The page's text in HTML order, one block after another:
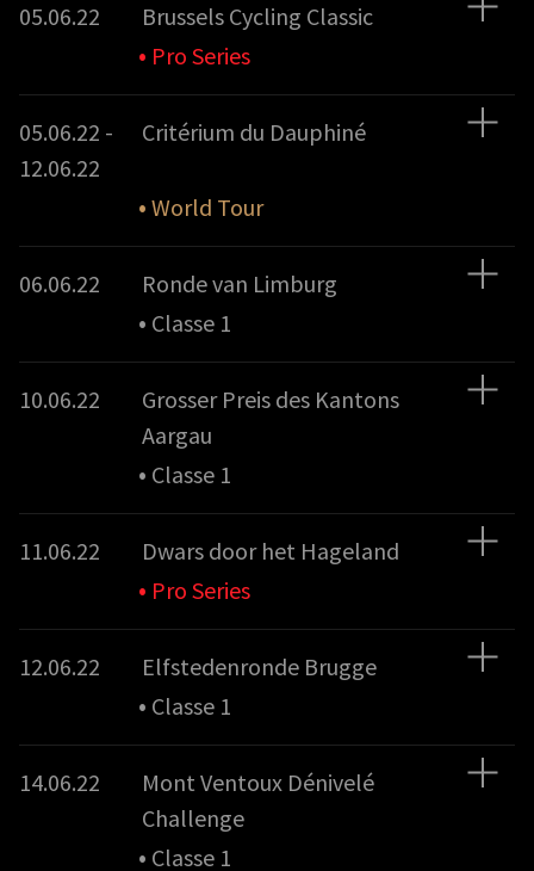
05.06.22 Brussels Cycling Classic
• Pro Series
05.06.22 -
12.06.22
Critérium du Dauphiné
• World Tour
06.06.22 Ronde van Limburg
• Classe 1
10.06.22
Grosser Preis des Kantons
Aargau
• Classe 1
11.06.22 Dwars door het Hageland
• Pro Series
12.06.22 Elfstedenronde Brugge
• Classe 1
14.06.22
Mont Ventoux Dénivelé
Challenge
• Classe 1